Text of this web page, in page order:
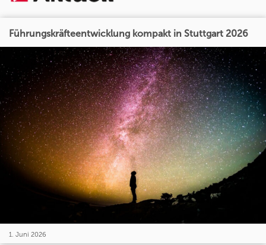
Führungskräfteentwicklung kompakt in Stuttgart 2026
1. Juni 2026